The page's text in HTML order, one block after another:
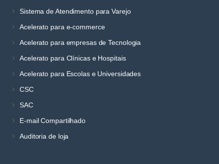
Sistema de Atendimento para Varejo
Acelerato para e-commerce
Acelerato para empresas de Tecnologia
Acelerato para Clínicas e Hospitais
Acelerato para Escolas e Universidades
CSC
SAC
E-mail Compartilhado
Auditoria de loja